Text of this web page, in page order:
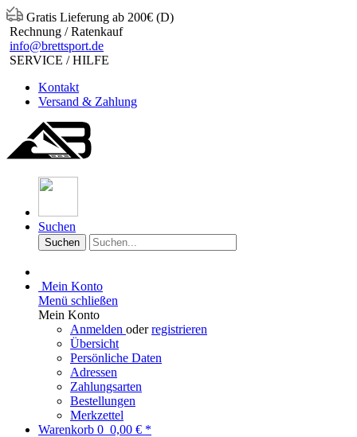
Gratis Lieferung ab 200€ (D)
Rechnung / Ratenkauf
info@brettsport.de
SERVICE / HILFE
Kontakt
Versand & Zahlung
Suchen
Suchen
Mein Konto
Menü schließen
Mein Konto
Anmelden oderregistrieren
Übersicht
Persönliche Daten
Adressen
Zahlungsarten
Bestellungen
Merkzettel
Warenkorb 0 0,00 € *